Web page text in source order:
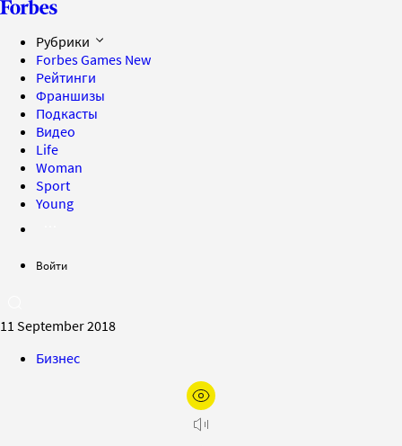
Рубрики
Forbes Games New
Рейтинги
Франшизы
Подкасты
Видео
Life
Woman
Sport
Young
Войти
11 September 2018
Бизнес